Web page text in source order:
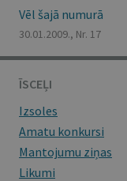
Vēl šajā numurā
30.01.2009., Nr. 17
ĪSCEĻI
Izsoles
Amatu konkursi
Mantojumu ziņas
Likumi